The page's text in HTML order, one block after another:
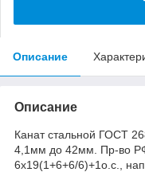
Описание
Описание
Канат стальной ГОСТ
4,1мм до 42мм. Пр-во
6х19(1+6+6/6)+1о.с.,